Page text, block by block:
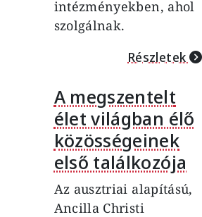
intézményekben, ahol
szolgálnak.
Részletek
A megszentelt
élet világban élő
közösségeinek
első találkozója
Az ausztriai alapítású,
Ancilla Christi